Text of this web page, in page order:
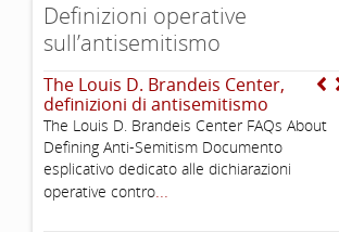
Definizioni operative
sull’antisemitismo
The Louis D. Brandeis Center,
definizioni di antisemitismo
The Louis D. Brandeis Center FAQs About
Defining Anti-Semitism Documento
esplicativo dedicato alle dichiarazioni
operative contro...